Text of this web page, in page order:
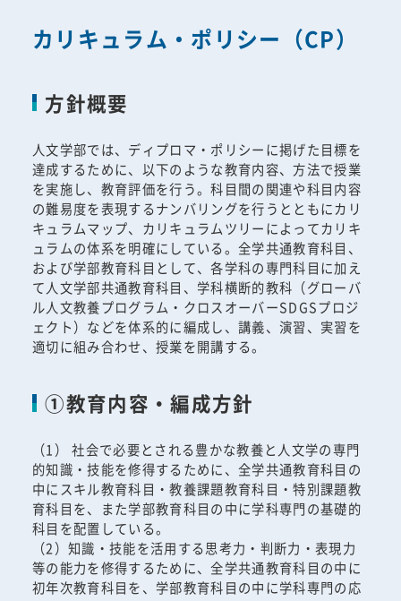
カリキュラム・ポリシー（CP）
方針概要
人文学部では、ディプロマ・ポリシーに掲げた目標を
達成するために、以下のような教育内容、方法で授業
を実施し、教育評価を行う。科目間の関連や科目内容
の難易度を表現するナンバリングを行うとともにカリ
キュラムマップ、カリキュラムツリーによってカリキ
ュラムの体系を明確にしている。全学共通教育科目、
および学部教育科目として、各学科の専門科目に加え
て人文学部共通教育科目、学科横断的教科（グローバ
ル人文教養プログラム・クロスオーバーSDGSプロジ
ェクト）などを体系的に編成し、講義、演習、実習を
適切に組み合わせ、授業を開講する。
①教育内容・編成方針
（1） 社会で必要とされる豊かな教養と人文学の専門
的知識・技能を修得するために、全学共通教育科目の
中にスキル教育科目・教養課題教育科目・特別課題教
育科目を、また学部教育科目の中に学科専門の基礎的
科目を配置している。
（2）知識・技能を活用する思考力・判断力・表現力
等の能力を修得するために、全学共通教育科目の中に
初年次教育科目を、学部教育科目の中に学科専門の応